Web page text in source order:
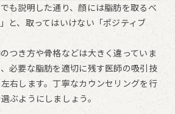
も説明した通り、顔には脂肪を取るべ
と、取ってはいけない「ポジティブ
つき方や骨格などは大きく違っていま
必要な脂肪を適切に残す医師の吸引技
右します。丁寧なカウンセリングを行
ぶようにしましょう。